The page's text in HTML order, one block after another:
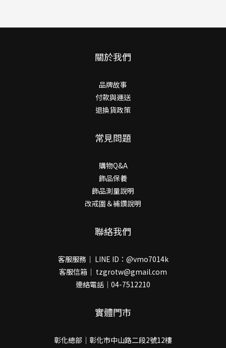
關於我們
品牌故事
付款與運送
退換貨政策
常見問題
購物Q&A
飾品保養
飾品測量說明
改戒圍＆補鑽說明
聯絡我們
客服服務｜ LINE ID：@vmo7014k
客服信箱｜ tzgrotw@gmail.com
連絡電話｜04-7512210
實體門市
彰化總部｜彰化市中山路二段2號12樓